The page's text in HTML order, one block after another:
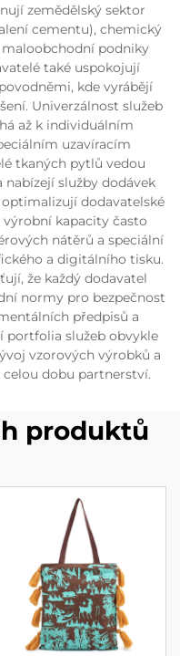
zemědělský sektor
cementu), chemický
podniky
také uspokojují
kde vyrábějí
Univerzálnost služeb
až k individuálním
uzavíracím
tkaných pytlů vedou
nabízejí služby dodávek
dodavatelské
výrobní kapacity často
nátěrů a speciální
a digitálního tisku.
že každý dodavatel
normy pro bezpečnost
předpisů a
služeb obvykle
vzorových výrobků a
dobu partnerství.
produktů